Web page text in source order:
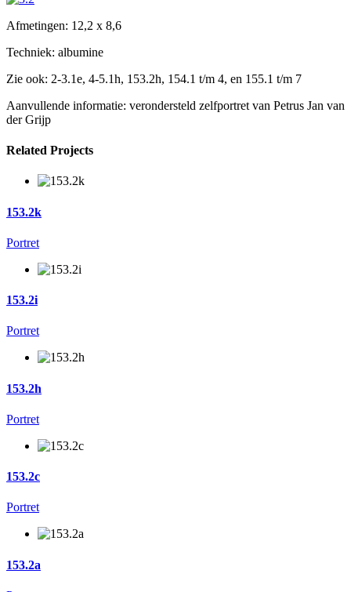
Afmetingen: 12,2 x 8,6
Techniek: albumine
Zie ook: 2-3.1e, 4-5.1h, 153.2h, 154.1 t/m 4, en 155.1 t/m 7
Aanvullende informatie: verondersteld zelfportret van Petrus Jan van
der Grijp
Related Projects
153.2k
Portret
153.2i
Portret
153.2h
Portret
153.2c
Portret
153.2a